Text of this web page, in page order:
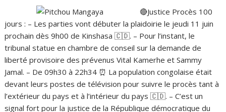
🔴Justice Procès 100
jours : – Les parties vont débuter la plaidoirie le jeudi 11 juin
prochain dès 9h00 de Kinshasa 🇨🇩. – Pour l’instant, le
tribunal statue en chambre de conseil sur la demande de
liberté provisoire des prévenus Vital Kamerhe et Sammy
Jamal. – De 09h30 à 22h34 ⏰ La population congolaise était
devant leurs postes de télévision pour suivre le procès tant à
l’extérieur du pays et à l’intérieur du pays 🇨🇩. – C’est un
signal fort pour la justice de la République démocratique du